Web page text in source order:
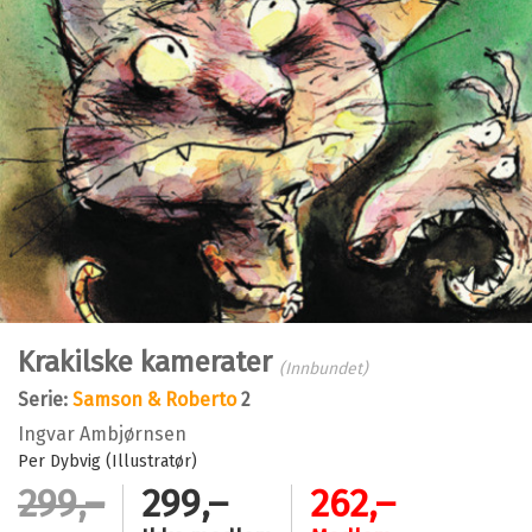
Krakilske kamerater (Innbundet)
Serie: Samson & Roberto2
Ingvar Ambjørnsen
Per Dybvig (Illustratør)
299,– 299,– 262,–